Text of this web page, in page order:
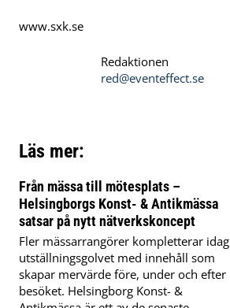
www.sxk.se
Redaktionen
red@eventeffect.se
Läs mer:
Från mässa till mötesplats –
Helsingborgs Konst- & Antikmässa
satsar på nytt nätverkskoncept
Fler mässarrangörer kompletterar idag
utställningsgolvet med innehåll som
skapar mervärde före, under och efter
besöket. Helsingborg Konst- &